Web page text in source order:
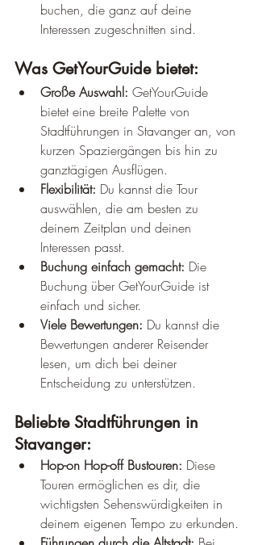
buchen, die ganz auf deine
Interessen zugeschnitten sind.
Was GetYourGuide bietet:
Große Auswahl: GetYourGuide
bietet eine breite Palette von
Stadtführungen in Stavanger an, von
kurzen Spaziergängen bis hin zu
ganztägigen Ausflügen.
Flexibilität: Du kannst die Tour
auswählen, die am besten zu
deinem Zeitplan und deinen
Interessen passt.
Buchung einfach gemacht: Die
Buchung über GetYourGuide ist
einfach und sicher.
Viele Bewertungen: Du kannst die
Bewertungen anderer Reisender
lesen, um dich bei deiner
Entscheidung zu unterstützen.
Beliebte Stadtführungen in
Stavanger:
Hop-on Hop-off Bustouren: Diese
Touren ermöglichen es dir, die
wichtigsten Sehenswürdigkeiten in
deinem eigenen Tempo zu erkunden.